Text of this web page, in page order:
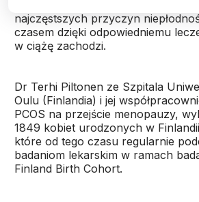
najczęstszych przyczyn
czasem dzięki odpowiedniemu
w ciążę zachodzi.
Dr Terhi Piltonen ze Szpitala
Oulu (Finlandia) i jej
PCOS na przejście menopauzy,
1849 kobiet urodzonych w
które od tego czasu regularnie
badaniom lekarskim w ramach
Finland Birth Cohort.